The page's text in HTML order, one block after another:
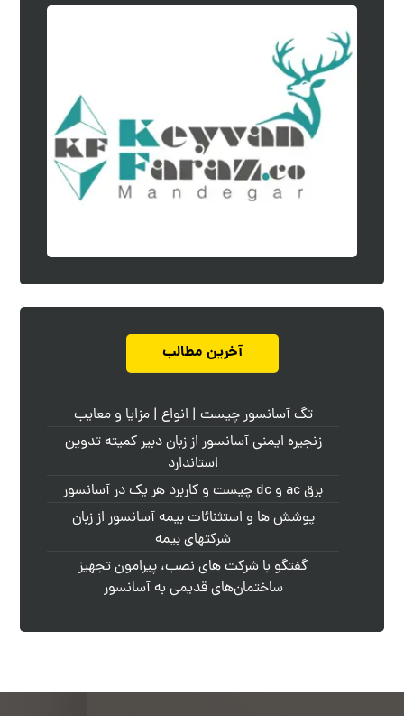
آخرین مطالب
تگ آسانسور چیست | انواع | مزایا و معایب
زنجیره ایمنی آسانسور از زبان دبیر کمیته تدوین
استاندارد
برق ac و dc چیست و کاربرد هر یک در آسانسور
پوشش ها و استثنائات بیمه آسانسور از زبان
شرکتهای بیمه
گفتگو با شرکت های نصب، پیرامون تجهیز
ساختمان‌های قدیمی به آسانسور